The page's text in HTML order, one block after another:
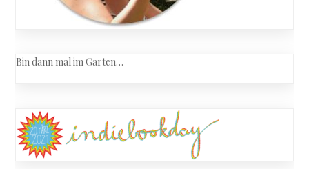
Bin dann mal im Garten…